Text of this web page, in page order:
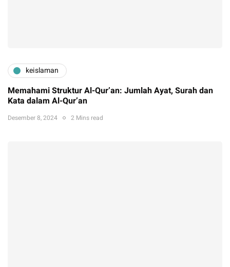
keislaman
Memahami Struktur Al-Qur’an: Jumlah Ayat, Surah dan
Kata dalam Al-Qur’an
Desember 8, 2024 2 Mins read